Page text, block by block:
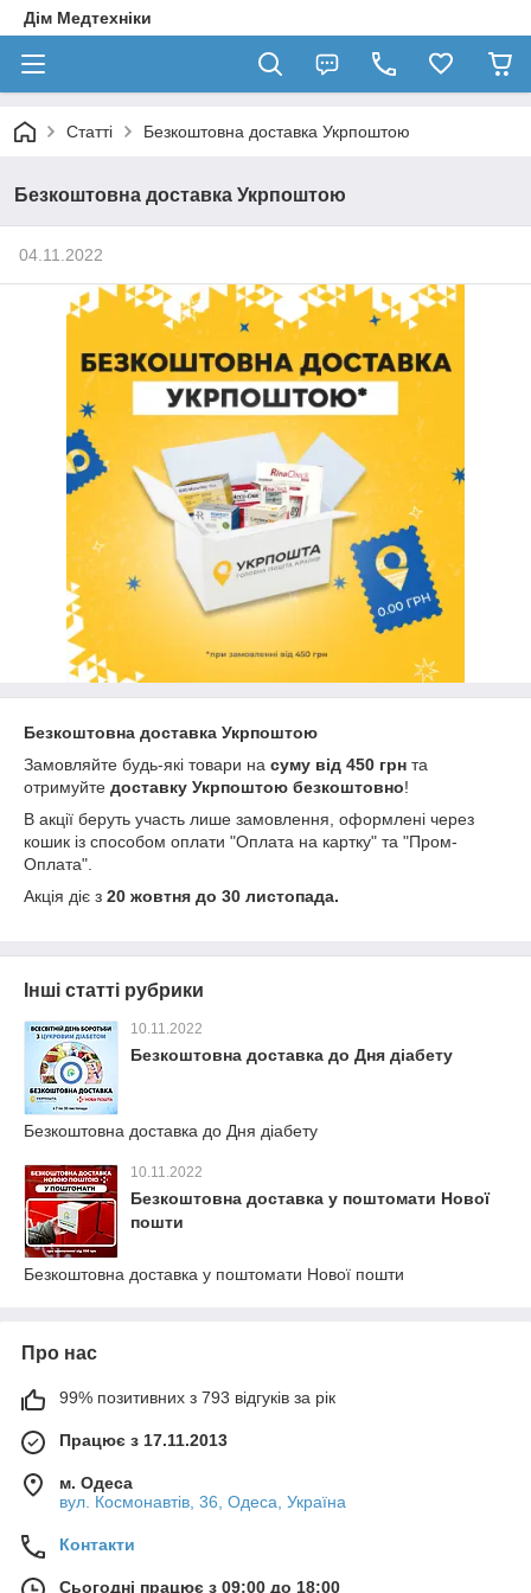
Дім Медтехніки
Статті Безкоштовна доставка Укрпоштою
Безкоштовна доставка Укрпоштою
04.11.2022
Безкоштовна доставка Укрпоштою
Замовляйте будь-які товари на суму від 450 грн та
отримуйте доставку Укрпоштою безкоштовно!
В акції беруть участь лише замовлення, оформлені через
кошик із способом оплати "Оплата на картку" та "Пром-
Оплата".
Акція діє з 20 жовтня до 30 листопада.
Інші статті рубрики
10.11.2022
Безкоштовна доставка до Дня діабету
Безкоштовна доставка до Дня діабету
10.11.2022
Безкоштовна доставка у поштомати Нової
пошти
Безкоштовна доставка у поштомати Нової пошти
Про нас
99% позитивних з 793 відгуків за рік
Працює з 17.11.2013
м. Одеса
вул. Космонавтів, 36, Одеса, Україна
Контакти
Сьогодні працює з 09:00 до 18:00